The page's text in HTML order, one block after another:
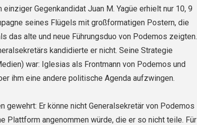
Gegenkandidat Juan M. Yagüe erhielt nur 10, 9
seines Flügels mit großformatigen Postern, die
das alte und neue Führungsduo von Podemos zeigten.
kandidierte er nicht. Seine Strategie
war: Iglesias als Frontmann von Podemos und
ihm eine andere politische Agenda aufzwingen.
gewehrt: Er könne nicht Generalsekretär von Podemos
Plattform angenommen würde, die er so nicht teile. Für